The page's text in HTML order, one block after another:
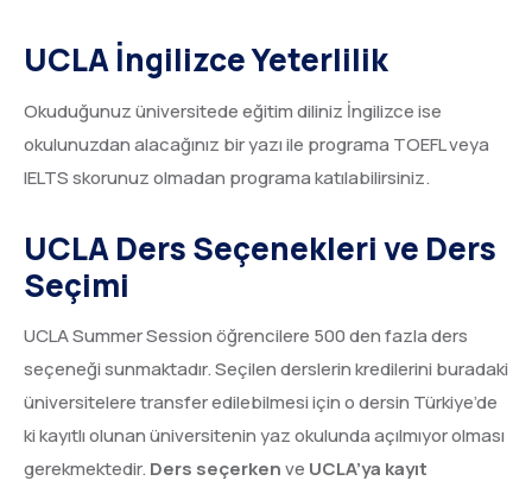
UCLA İngilizce Yeterlilik
Okuduğunuz üniversitede eğitim diliniz İngilizce ise
okulunuzdan alacağınız bir yazı ile programa TOEFL veya
IELTS skorunuz olmadan programa katılabilirsiniz.
UCLA Ders Seçenekleri ve Ders
Seçimi
UCLA Summer Session öğrencilere 500 den fazla ders
seçeneği sunmaktadır. Seçilen derslerin kredilerini buradaki
üniversitelere transfer edilebilmesi için o dersin Türkiye’de
ki kayıtlı olunan üniversitenin yaz okulunda açılmıyor olması
gerekmektedir. Ders seçerkenve UCLA’ya kayıt